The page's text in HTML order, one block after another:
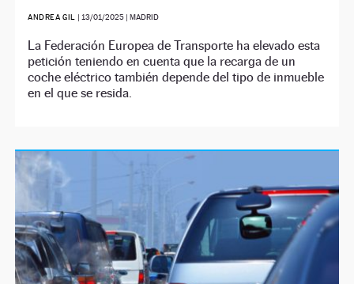
ANDREA GIL | 13/01/2025| MADRID
La Federación Europea de Transporte ha elevado esta
petición teniendo en cuenta que la recarga de un
coche eléctrico también depende del tipo de inmueble
en el que se resida.